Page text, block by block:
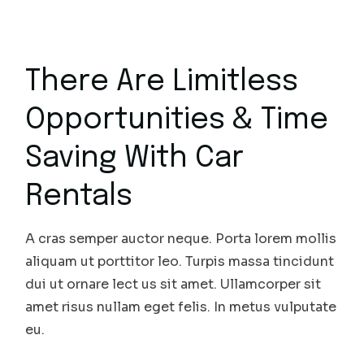
There Are Limitless
Opportunities & Time
Saving With Car
Rentals
A cras semper auctor neque. Porta lorem mollis
aliquam ut porttitor leo. Turpis massa tincidunt
dui ut ornare lect us sit amet. Ullamcorper sit
amet risus nullam eget felis. In metus vulputate
eu.